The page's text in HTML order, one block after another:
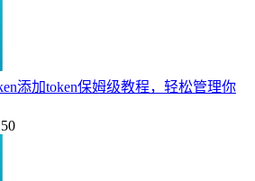
添加token保姆级教程，轻松管理你